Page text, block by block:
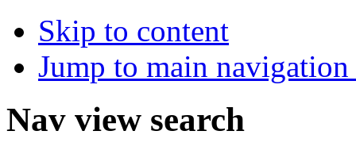
Skip to content
Jump to main
Nav view search